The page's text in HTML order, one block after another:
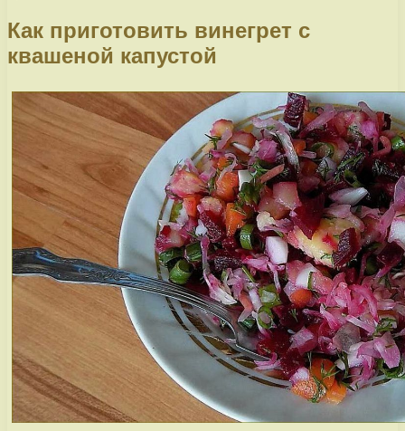
Как приготовить винегрет с
квашеной капустой